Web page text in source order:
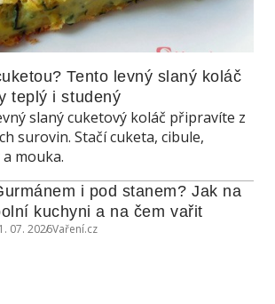
Tento levný slaný koláč
teplý i studený
slaný cuketový koláč připravíte z
surovin. Stačí cuketa, cibule,
mouka.
i pod stanem? Jak na
kuchyni a na čem vařit
07. 2026Vaření.cz